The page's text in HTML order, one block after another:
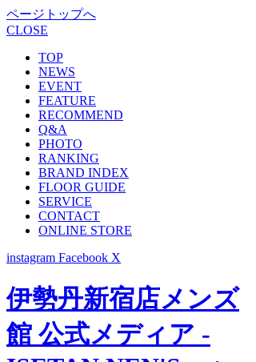
ページトップへ
CLOSE
TOP
NEWS
EVENT
FEATURE
RECOMMEND
Q&A
PHOTO
RANKING
BRAND INDEX
FLOOR GUIDE
SERVICE
CONTACT
ONLINE STORE
instagram Facebook X
伊勢丹新宿店メンズ
館 公式メディア -